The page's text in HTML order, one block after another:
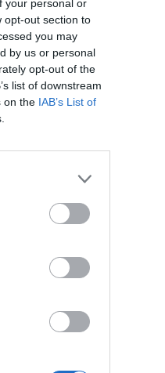
your personal or
opt-out section to
you may
by us or personal
opt-out of the
list of downstream
on the IAB’s List of